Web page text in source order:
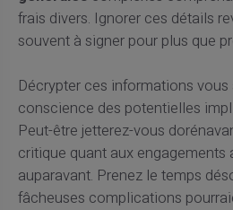
frais divers. Ignorer ces détails
souvent à signer pour plus que
Décrypter ces informations
conscience des potentielles
Peut-être jetterez-vous
critique quant aux
auparavant. Prenez le temps
fâcheuses complications